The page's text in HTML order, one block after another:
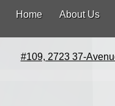
Home About Us
#109, 2723 37-